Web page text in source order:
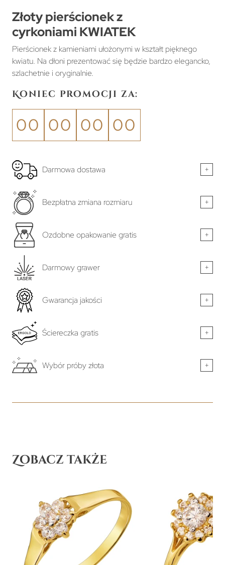
Złoty pierścionek z
cyrkoniami KWIATEK
Pierścionek z kamieniami ułożonymi w kształt pięknego
kwiatu. Na dłoni prezentować się będzie bardzo elegancko,
szlachetnie i oryginalnie.
Koniec promocji za:
00 00 00 00
Darmowa dostawa +
Bezpłatna zmiana rozmiaru +
Ozdobne opakowanie gratis +
Darmowy grawer +
Gwarancja jakości +
Ściereczka gratis +
Wybór próby złota +
Zobacz także